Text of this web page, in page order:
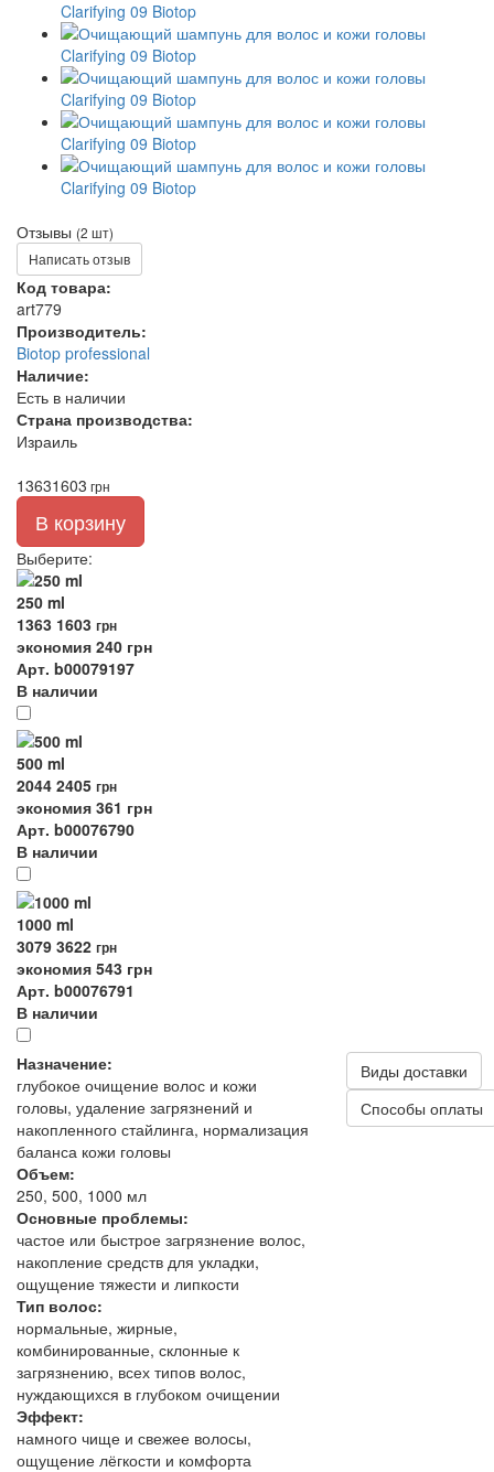
Отзывы (2 шт)
Написать отзыв
Код товара:
art779
Производитель:
Biotop professional
Наличие:
Есть в наличии
Страна производства:
Израиль
13631603 грн
В корзину
Выберите:
250 ml
1363 1603 грн
экономия 240 грн
Арт. b00079197
В наличии
500 ml
2044 2405 грн
экономия 361 грн
Арт. b00076790
В наличии
1000 ml
3079 3622 грн
экономия 543 грн
Арт. b00076791
В наличии
Назначение:
глубокое очищение волос и кожи
головы, удаление загрязнений и
накопленного стайлинга, нормализация
баланса кожи головы
Объем:
250, 500, 1000 мл
Основные проблемы:
частое или быстрое загрязнение волос,
накопление средств для укладки,
ощущение тяжести и липкости
Тип волос:
нормальные, жирные,
комбинированные, склонные к
загрязнению, всех типов волос,
нуждающихся в глубоком очищении
Эффект:
намного чище и свежее волосы,
ощущение лёгкости и комфорта
Виды доставки
Способы оплаты